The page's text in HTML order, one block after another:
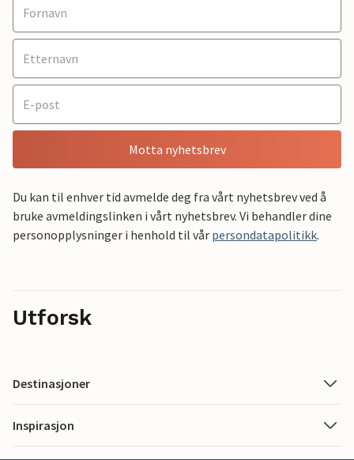
Motta nyhetsbrev
Du kan til enhver tid avmelde deg fra vårt nyhetsbrev ved å
bruke avmeldingslinken i vårt nyhetsbrev. Vi behandler dine
personopplysninger i henhold til vår persondatapolitikk.
Utforsk
Destinasjoner
Inspirasjon